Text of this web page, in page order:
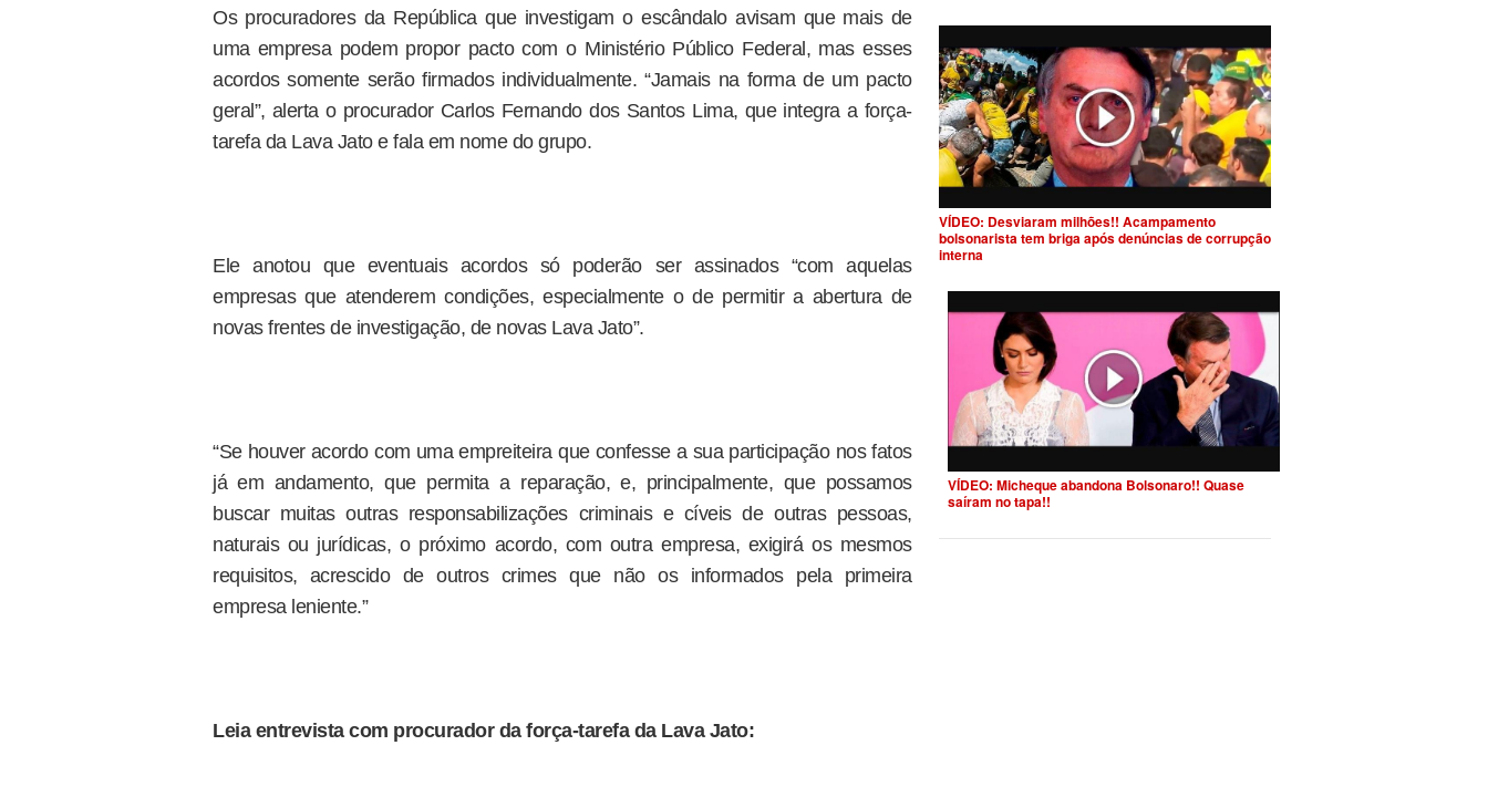
Os procuradores da República que investigam o escândalo avisam que mais de
uma empresa podem propor pacto com o Ministério Público Federal, mas esses
acordos somente serão firmados individualmente. “Jamais na forma de um pacto
geral”, alerta o procurador Carlos Fernando dos Santos Lima, que integra a força-
tarefa da Lava Jato e fala em nome do grupo.
Ele anotou que eventuais acordos só poderão ser assinados “com aquelas
empresas que atenderem condições, especialmente o de permitir a abertura de
novas frentes de investigação, de novas Lava Jato”.
“Se houver acordo com uma empreiteira que confesse a sua participação nos fatos
já em andamento, que permita a reparação, e, principalmente, que possamos
buscar muitas outras responsabilizações criminais e cíveis de outras pessoas,
naturais ou jurídicas, o próximo acordo, com outra empresa, exigirá os mesmos
requisitos, acrescido de outros crimes que não os informados pela primeira
empresa leniente.”
Leia entrevista com procurador da força-tarefa da Lava Jato:
VÍDEO: Desviaram milhões!! Acampamento
bolsonarista tem briga após denúncias de corrupção
interna
VÍDEO: Micheque abandona Bolsonaro!! Quase
saíram no tapa!!